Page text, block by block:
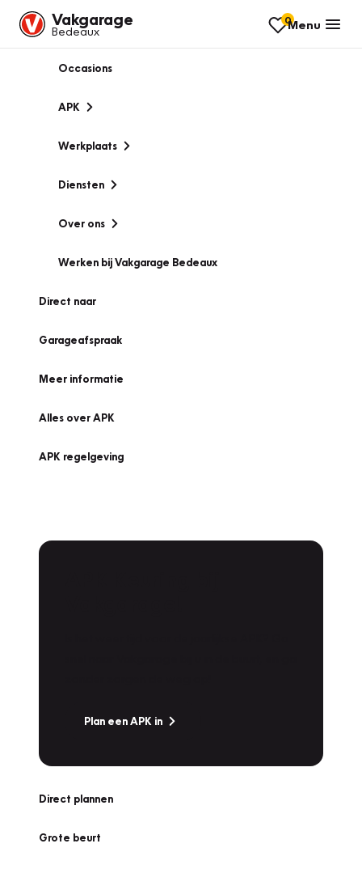
Vakgarage
Bedeaux
0Menu
Occasions
APK
Werkplaats
Diensten
Over ons
Werken bij Vakgarage Bedeaux
Direct naar
Garageafspraak
Meer informatie
Alles over APK
APK regelgeving
Plan een APK in
Direct plannen
Grote beurt